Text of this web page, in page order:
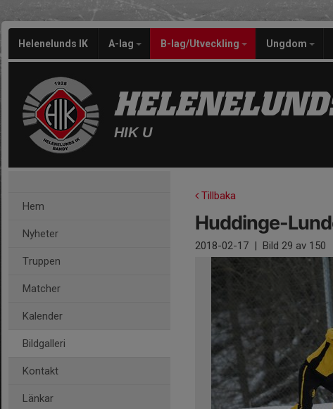
Helenelunds IK A-lag B-lag/Utveckling Ungdom
HIK U
Hem
Nyheter
Truppen
Matcher
Kalender
Bildgalleri
Kontakt
Länkar
Tillbaka
Huddinge-
2018-02-17 | Bild 29 av 150